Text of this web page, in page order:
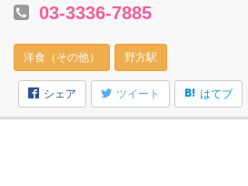
03-3336-7885
洋食（その他） 野方駅
シェア ツイート はてブ